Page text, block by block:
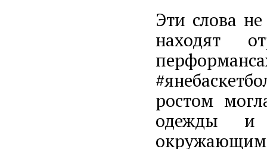
Эти слова
находят
ростом
одежды и